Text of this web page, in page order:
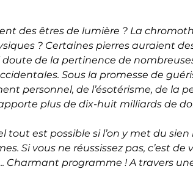
des êtres de lumière ? La
? Certaines pierres auraient
de la pertinence de
Sous la promesse de
personnel, de l’ésotérisme, de la
plus de dix-huit milliards de
tout est possible si l’on y met du
Si vous ne réussissez pas, c’est de
Charmant programme ! A travers